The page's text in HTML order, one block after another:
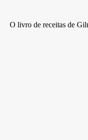
O livro de receitas de